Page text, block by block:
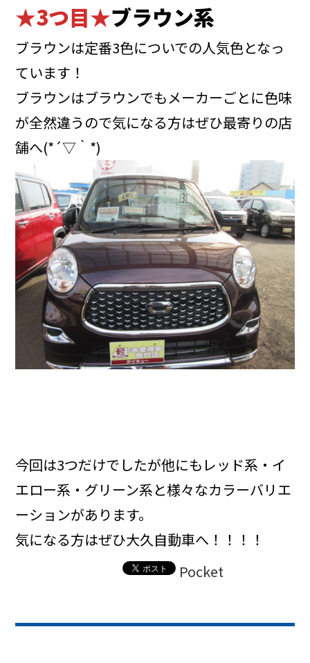
★3つ目★ブラウン系
ブラウンは定番3色についでの人気色となっ
ています！
ブラウンはブラウンでもメーカーごとに色味
が全然違うので気になる方はぜひ最寄りの店
舗へ(*´▽｀*)
今回は3つだけでしたが他にもレッド系・イ
エロー系・グリーン系と様々なカラーバリエ
ーションがあります。
気になる方はぜひ大久自動車へ！！！！
Pocket